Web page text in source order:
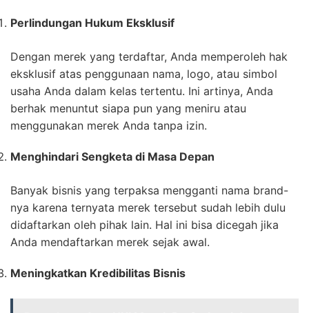
Perlindungan Hukum Eksklusif
Dengan merek yang terdaftar, Anda memperoleh hak
eksklusif atas penggunaan nama, logo, atau simbol
usaha Anda dalam kelas tertentu. Ini artinya, Anda
berhak menuntut siapa pun yang meniru atau
menggunakan merek Anda tanpa izin.
Menghindari Sengketa di Masa Depan
Banyak bisnis yang terpaksa mengganti nama brand-
nya karena ternyata merek tersebut sudah lebih dulu
didaftarkan oleh pihak lain. Hal ini bisa dicegah jika
Anda mendaftarkan merek sejak awal.
Meningkatkan Kredibilitas Bisnis